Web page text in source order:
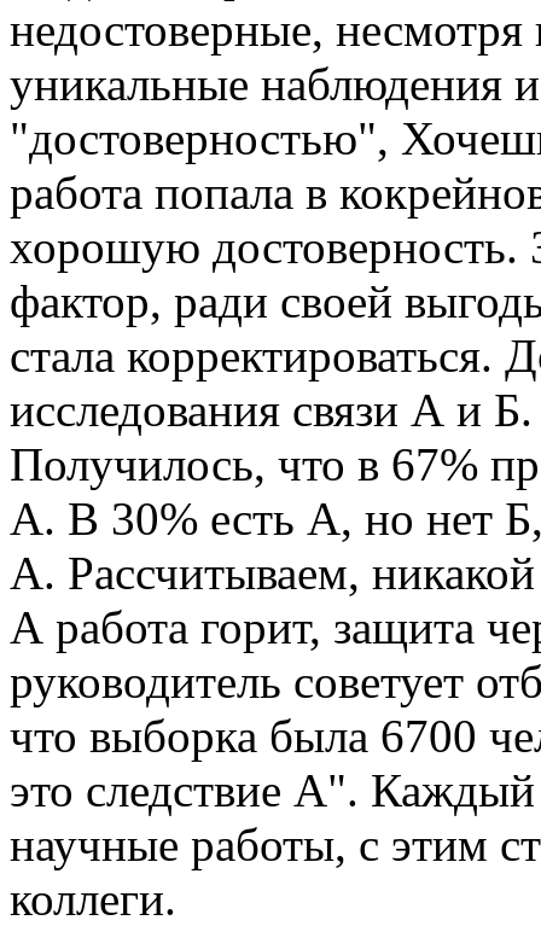
недостоверные,
уникальные наблюдения
"достоверностью",
работа попала в
хорошую достоверность.
фактор, ради своей
стала корректироваться.
исследования связи А и
Получилось, что в 67%
А. В 30% есть А, но нет
А. Рассчитываем,
А работа горит, защита
руководитель советует
что выборка была 6700
это следствие А". Каждый
научные работы, с этим
коллеги.